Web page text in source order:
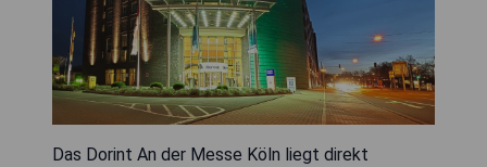
Das Dorint An der Messe Köln liegt direkt